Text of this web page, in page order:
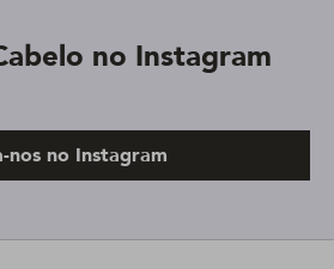
no Instagram
nos no Instagram